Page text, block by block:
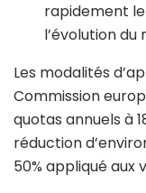
rapidement
l’évolution
Les modalités
Commission
quotas annuels à
réduction
50% appliqué aux